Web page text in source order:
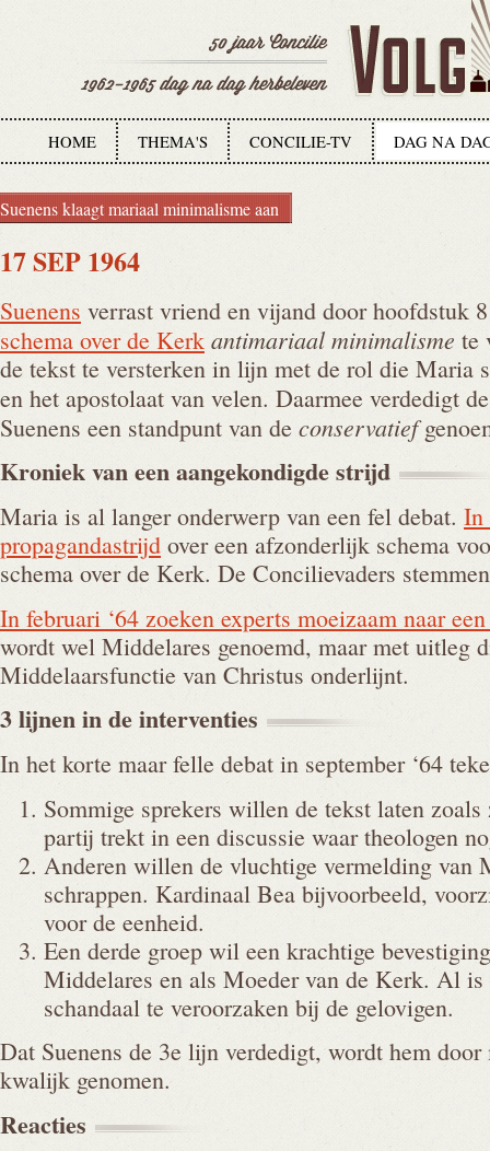
HOME THEMA'S CONCILIE-TV DAG NA
Suenens klaagt mariaal minimalisme aan
17 SEP 1964
Suenens verrast vriend en vijand door hoofdstuk
schema over de Kerk antimariaal minimalisme te
de tekst te versterken in lijn met de rol die Maria
en het apostolaat van velen. Daarmee verdedigt
Suenens een standpunt van de conservatief
Kroniek van een aangekondigdestrijd
Maria is al langer onderwerp van een fel debat. In
propagandastrijd over een afzonderlijk schema
schema over de Kerk. De Concilievaders
In februari ‘64 zoeken experts moeizaam naar
wordt wel Middelares genoemd, maar met uitleg
Middelaarsfunctie van Christus onderlijnt.
3 lijnen in deinterventies
In het korte maar felle debat in september ‘64
Sommige sprekers willen de tekst laten
partij trekt in een discussie waar theologen
Anderen willen de vluchtige vermelding van
schrappen. Kardinaal Bea bijvoorbeeld,
voor de eenheid.
Een derde groep wil een krachtige
Middelares en als Moeder van de Kerk. Al is
schandaal te veroorzaken bij de gelovigen.
Dat Suenens de 3e lijn verdedigt, wordt hem door
kwalijk genomen.
Reacties